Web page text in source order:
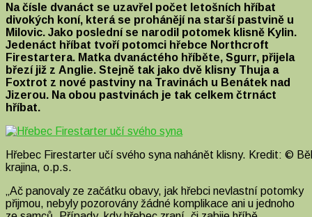
s
názvem
Hřebec
divokých
koní
školí
svoje
syny
Na čísle dvanáct se uzavřel počet letošních hříbat
divokých koní, která se prohánějí na starší pastvině u
Milovic. Jako poslední se narodil potomek klisně Kylin.
Jedenáct hříbat tvoří potomci hřebce Northcroft
Firestartera. Matka dvanáctého hříběte, Sgurr, přijela
březí již z Anglie. Stejně tak jako dvě klisny Thuja a
Foxtrot z nové pastviny na Travinách u Benátek nad
Jizerou. Na obou pastvinách je tak celkem čtrnáct
hříbat.
Hřebec Firestarter učí svého syna nahánět klisny. Kredit: ©
krajina, o.p.s.
„Ač panovaly ze začátku obavy, jak hřebci nevlastní potomky
přijmou, nebyly pozorovány žádné komplikace ani u jednoho